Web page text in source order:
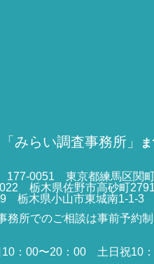
「みらい調査事務所」
177-0051 東京都練馬区関
栃木県佐野市高砂町
栃木県小山市東城南1-1-3
務所でのご相談は事前予約制
10：00〜20：00 土日祝10